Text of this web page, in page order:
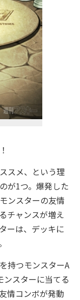
スメ、という理
が1つ。爆発した
ンスターの友情
チャンスが増え
ーは、デッキに
持つモンスターA
ンスターに当てる
情コンボが発動